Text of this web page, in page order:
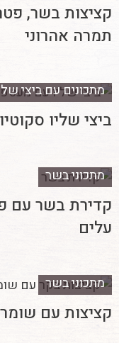
קציצות בשר,
תמרה אהרוני
מתכונים עם ביצי
ביצי שליו
מתכוני בשר
קדירת בשר עם
עלים
מתכוני בשר
קציצות עם